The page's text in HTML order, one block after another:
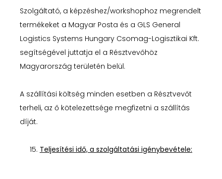
Szolgáltató, a képzéshez/workshophoz megrendelt
termékeket a Magyar Posta és a GLS General
Logistics Systems Hungary Csomag-Logisztikai Kft.
segítségével juttatja el a Résztvevőhöz
Magyarország területén belül.
A szállítási költség minden esetben a Résztvevőt
terheli, az ő kötelezettsége megfizetni a szállítás
díját.
Teljesítési idő, a szolgáltatási igénybevétele: